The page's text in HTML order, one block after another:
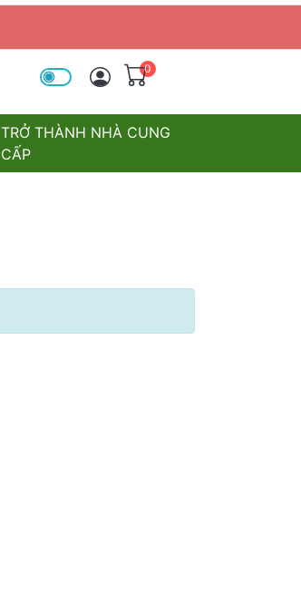
0
TRỞ THÀNH NHÀ CUNG
CẤP